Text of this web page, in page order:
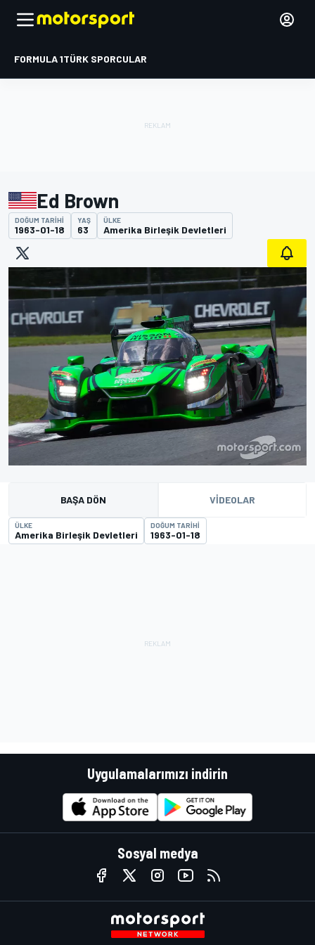
FORMULA 1TÜRK SPORCULAR
Ed Brown
DOĞUM TARIHI
1963-01-18
YAŞ
63
ÜLKE
Amerika Birleşik Devletleri
BAŞA DÖN VIDEOLAR
ÜLKE
Amerika Birleşik Devletleri
DOĞUM TARIHI
1963-01-18
Uygulamalarımızı indirin
Sosyal medya